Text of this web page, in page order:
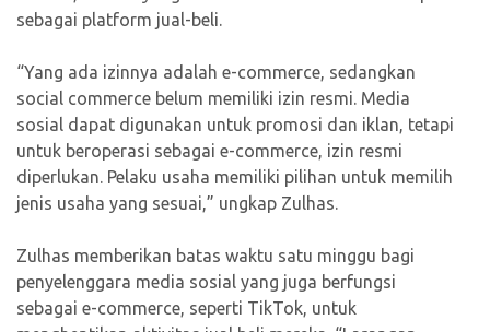
sebagai platform jual-beli.
“Yang ada izinnya adalah e-commerce, sedangkan
social commerce belum memiliki izin resmi. Media
sosial dapat digunakan untuk promosi dan iklan, tetapi
untuk beroperasi sebagai e-commerce, izin resmi
diperlukan. Pelaku usaha memiliki pilihan untuk memilih
jenis usaha yang sesuai,” ungkap Zulhas.
Zulhas memberikan batas waktu satu minggu bagi
penyelenggara media sosial yang juga berfungsi
sebagai e-commerce, seperti TikTok, untuk